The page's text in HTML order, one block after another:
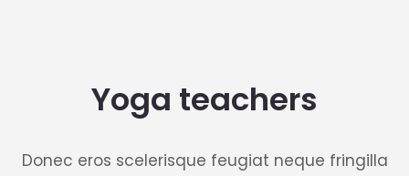
Yoga teachers
Donec eros scelerisque feugiat neque fringilla